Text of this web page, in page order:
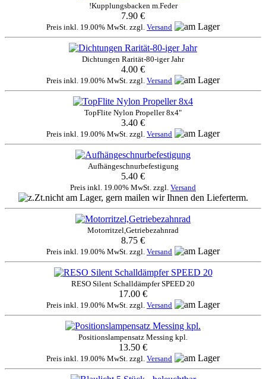
!Kupplungsbacken m.Feder
7.90 €
Preis inkl. 19.00% MwSt. zzgl. Versand
Dichtungen Rarität-80-iger Jahr
4.00 €
Preis inkl. 19.00% MwSt. zzgl. Versand
TopFlite Nylon Propeller 8x4"
3.40 €
Preis inkl. 19.00% MwSt. zzgl. Versand
Aufhängeschnurbefestigung
5.40 €
Preis inkl. 19.00% MwSt. zzgl. Versand
Motorritzel,Getriebezahnrad
8.75 €
Preis inkl. 19.00% MwSt. zzgl. Versand
RESO Silent Schalldämpfer SPEED 20
17.00 €
Preis inkl. 19.00% MwSt. zzgl. Versand
Positionslampensatz Messing kpl.
13.50 €
Preis inkl. 19.00% MwSt. zzgl. Versand